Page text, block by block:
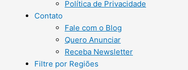
Política de Privacidade
Contato
Fale com o Blog
Quero Anunciar
Receba Newsletter
Filtre por Regiões